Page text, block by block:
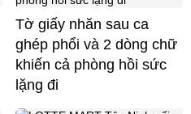
Tờ giấy nhăn sau ca
ghép phổi và 2 dòng chữ
khiến cả phòng hồi sức
lặng đi